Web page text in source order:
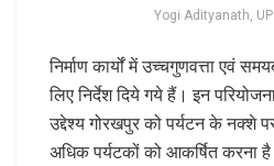
Yogi Adityanath,
निर्माण कार्यों में उच्चगुणवत्ता एवं
लिए निर्देश दिये गये हैं। इन
उद्देश्य गोरखपुर को पर्यटन के नक्शे
अधिक पर्यटकों को आकर्षित करना